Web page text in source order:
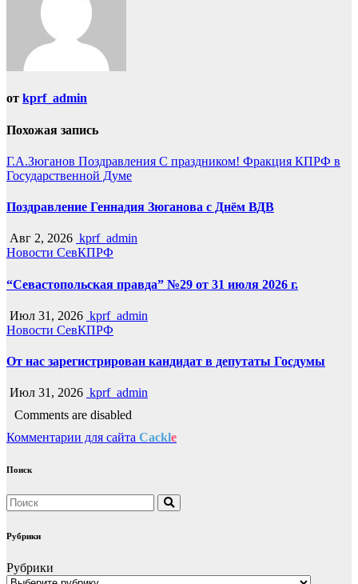
от kprf_admin
Похожая запись
Г.А.Зюганов Поздравления С праздником! Фракция КПРФ в
Государственной Думе
Поздравление Геннадия Зюганова с Днём ВДВ
Авг 2, 2026 kprf_admin
Новости СевКПРФ
“Севастопольская правда” №29 от 31 июля 2026 г.
Июл 31, 2026 kprf_admin
Новости СевКПРФ
От нас зарегистрирован кандидат в депутаты Госдумы
Июл 31, 2026 kprf_admin
Comments are disabled
Комментарии для сайта Cackle
Поиск
Рубрики
Рубрики